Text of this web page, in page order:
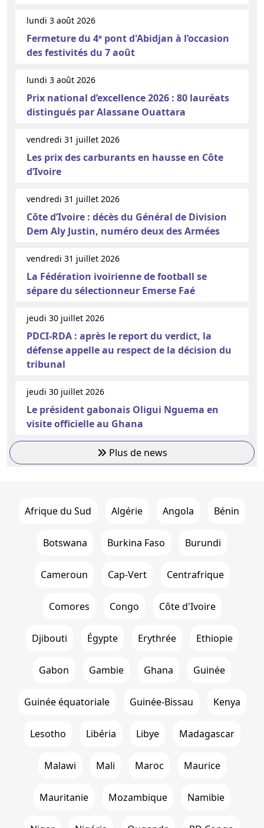
lundi 3 août 2026
Fermeture du 4ᵉ pont d'Abidjan à l’occasion
des festivités du 7 août
lundi 3 août 2026
Prix national d’excellence 2026 : 80 lauréats
distingués par Alassane Ouattara
vendredi 31 juillet 2026
Les prix des carburants en hausse en Côte
d’Ivoire
vendredi 31 juillet 2026
Côte d’Ivoire : décès du Général de Division
Dem Aly Justin, numéro deux des Armées
vendredi 31 juillet 2026
La Fédération ivoirienne de football se
sépare du sélectionneur Emerse Faé
jeudi 30 juillet 2026
PDCI-RDA : après le report du verdict, la
défense appelle au respect de la décision du
tribunal
jeudi 30 juillet 2026
Le président gabonais Oligui Nguema en
visite officielle au Ghana
Plus de news
Afrique du Sud Algérie Angola Bénin
Botswana Burkina Faso Burundi
Cameroun Cap-Vert Centrafrique
Comores Congo Côte d'Ivoire
Djibouti Égypte Erythrée Ethiopie
Gabon Gambie Ghana Guinée
Guinée équatoriale Guinée-Bissau Kenya
Lesotho Libéria Libye Madagascar
Malawi Mali Maroc Maurice
Mauritanie Mozambique Namibie